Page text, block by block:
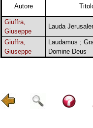
Autore
Giuffra,
Giuseppe
Lauda
Giuffra,
Giuseppe
Laudamus ;
Domine Deus